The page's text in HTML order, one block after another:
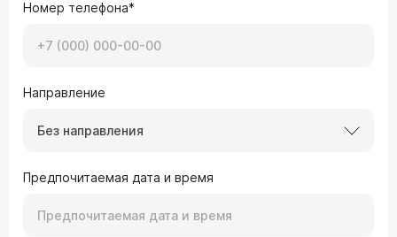
Номер телефона*
Направление
Без направления
Предпочитаемая дата и время